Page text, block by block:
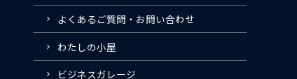
よくあるご質問・お問い合わせ
わたしの小屋
ビジネスガレージ